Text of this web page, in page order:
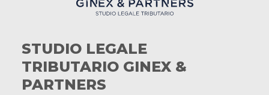
STUDIO LEGALE
TRIBUTARIO GINEX &
PARTNERS